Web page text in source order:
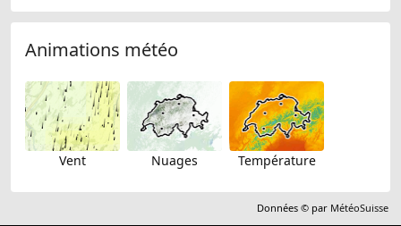
Animations météo
Vent Nuages Température
Données © par MétéoSuisse